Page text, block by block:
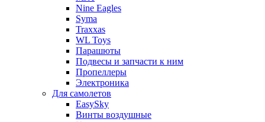
Nine Eagles
Syma
Traxxas
WL Toys
Парашюты
Подвесы и запчасти к ним
Пропеллеры
Электроника
Для самолетов
EasySky
Винты воздушные